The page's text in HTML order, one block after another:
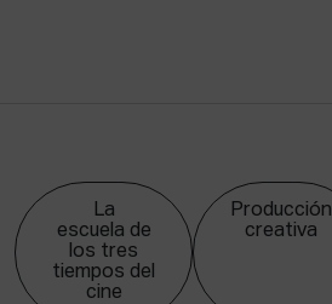
La
escuela de
los tres
tiempos del
cine
Producción
creativa